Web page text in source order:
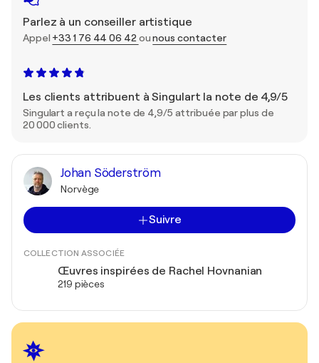
Parlez à un conseiller artistique
Appel +33 1 76 44 06 42 ounous contacter
Les clients attribuent à Singulart la note de 4,9/5
Singulart a reçu la note de 4,9/5 attribuée par plus de
20 000 clients.
Johan Söderström
Norvège
Suivre
COLLECTION ASSOCIÉE
Œuvres inspirées de Rachel Hovnanian
219 pièces